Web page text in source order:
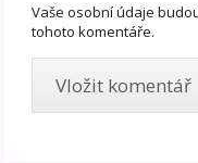
Vaše osobní údaje
tohoto komentáře.